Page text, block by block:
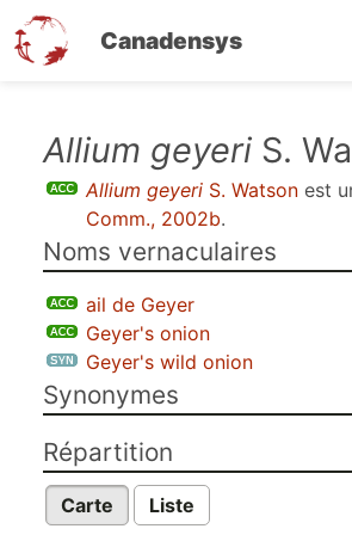
Canadensys
contenu
Allium geyeri S.
Allium geyeri S. Watson est
Comm., 2002b.
Noms vernaculaires
ail de Geyer
Geyer's onion
Geyer's wild onion
Synonymes
Répartition
Carte Liste